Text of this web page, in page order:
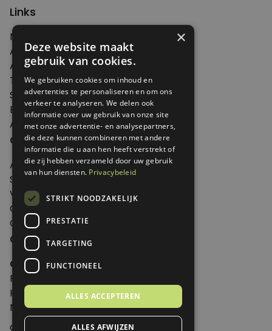
Links
Nieuws
Artikelen
Agenda
Thema's
Shop
Edities
Abonneren
Over Genoeg
Adverteren
Samenwerken
Verkooppunten
Over Genoeg
Contact
Contactgegevens
Genoeg
Postbus 595 - 3700 AN Zeist
Huis ter Heideweg 13 - 3705MA Zeist
Nederland
genoeg@spabonneeservice.nl
×
Deze website maakt
gebruik van cookies.
We gebruiken cookies om inhoud en
advertenties te personaliseren en om ons
verkeer te analyseren. We delen ook
informatie over uw gebruik van onze site
met onze advertentie- en analysepartners,
die deze kunnen combineren met andere
informatie die u aan hen heeft verstrekt of
die zij hebben verzameld door uw gebruik
van hun diensten. Privacybeleid
STRIKT NOODZAKELIJK
PRESTATIE
TARGETING
FUNCTIONEEL
ALLES ACCEPTEREN
ALLES AFWIJZEN